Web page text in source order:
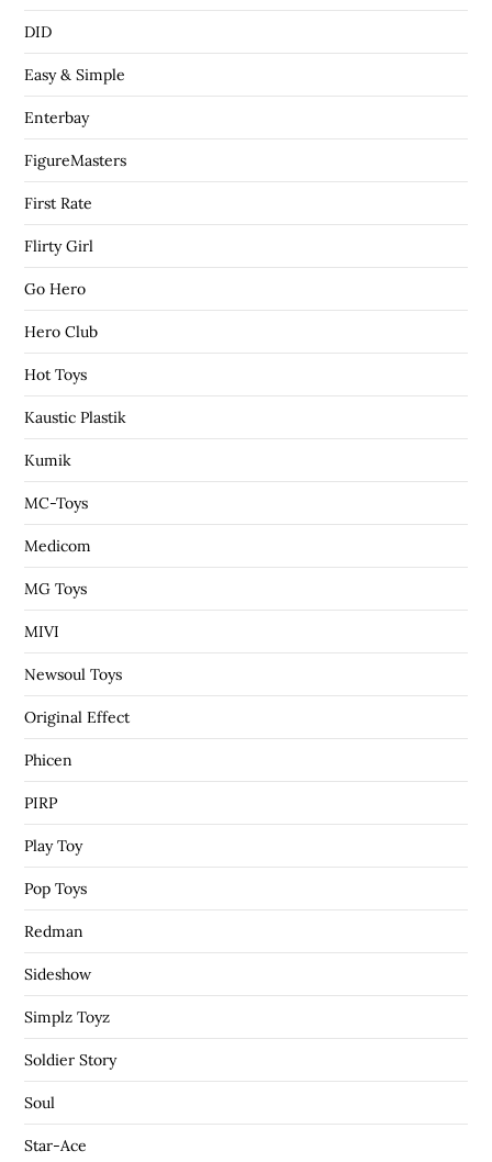
DID
Easy & Simple
Enterbay
FigureMasters
First Rate
Flirty Girl
Go Hero
Hero Club
Hot Toys
Kaustic Plastik
Kumik
MC-Toys
Medicom
MG Toys
MIVI
Newsoul Toys
Original Effect
Phicen
PIRP
Play Toy
Pop Toys
Redman
Sideshow
Simplz Toyz
Soldier Story
Soul
Star-Ace